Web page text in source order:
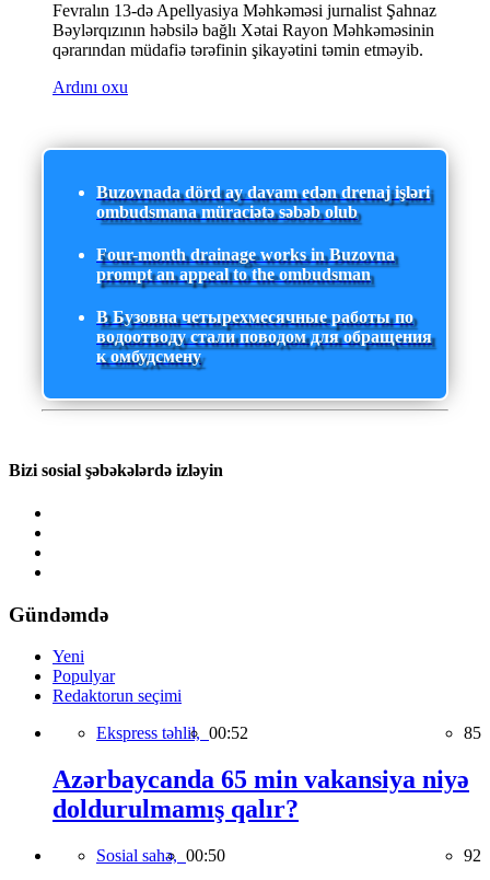
Fevralın 13-də Apellyasiya Məhkəməsi jurnalist Şahnaz
Bəylərqızının həbsilə bağlı Xətai Rayon Məhkəməsinin
qərarından müdafiə tərəfinin şikayətini təmin etməyib.
Ardını oxu
Buzovnada dörd ay davam edən drenaj işləri
ombudsmana müraciətə səbəb olub
Four-month drainage works in Buzovna
prompt an appeal to the ombudsman
В Бузовна четырехмесячные работы по
водоотводу стали поводом для обращения
к омбудсмену
Bizi sosial şəbəkələrdə izləyin
Gündəmdə
Yeni
Populyar
Redaktorun seçimi
Ekspress təhlil, 00:52 85
Azərbaycanda 65 min vakansiya niyə
doldurulmamış qalır?
Sosial sahə, 00:50 92